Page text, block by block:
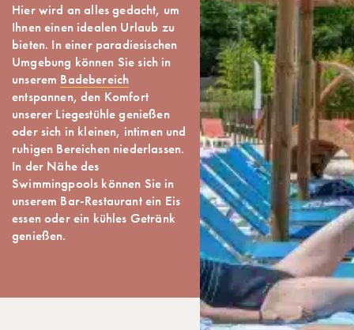
Hier wird an alles gedacht, um
Ihnen einen idealen Urlaub zu
bieten. In einer paradiesischen
Umgebung können Sie sich in
unserem Badebereich
entspannen, den Komfort
unserer Liegestühle genießen
oder sich in kleinen, intimen und
ruhigen Bereichen niederlassen.
In der Nähe des
Swimmingpools können Sie in
unserem Bar-Restaurant ein Eis
essen oder ein kühles Getränk
genießen.